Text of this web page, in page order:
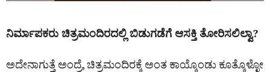
ನಿರ್ಮಾಪಕರು ಚಿತ್ರಮಂದಿರದಲ್ಲಿ ಬಿಡುಗಡೆಗೆ ಆಸಕ್ತಿ ತೋರಿಸಲಿಲ್ವಾ?
ಅದೇನಾಗುತ್ತೆ ಅಂದ್ರೆ, ಚಿತ್ರಮಂದಿರಕ್ಕೆ ಅಂತ ಕಾಯ್ಕೊಂಡು ಕೂತ್ಕೊಳ್ಳೋ